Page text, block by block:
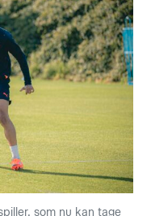
som nu kan tage